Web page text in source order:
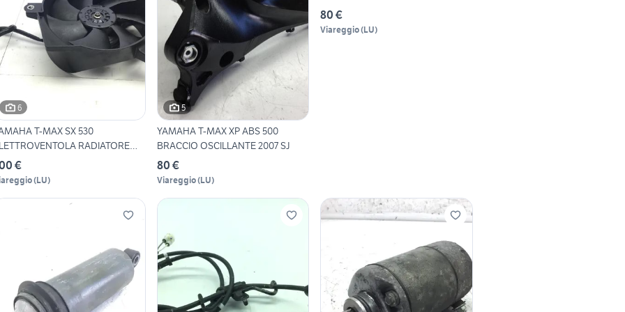
6
T-MAX SX 530
RADIATORE
€
(LU)
5
YAMAHA T-MAX XP ABS 500
BRACCIO OSCILLANTE 2007 SJ
80 €
Viareggio(LU)
80 €
Viareggio(LU)